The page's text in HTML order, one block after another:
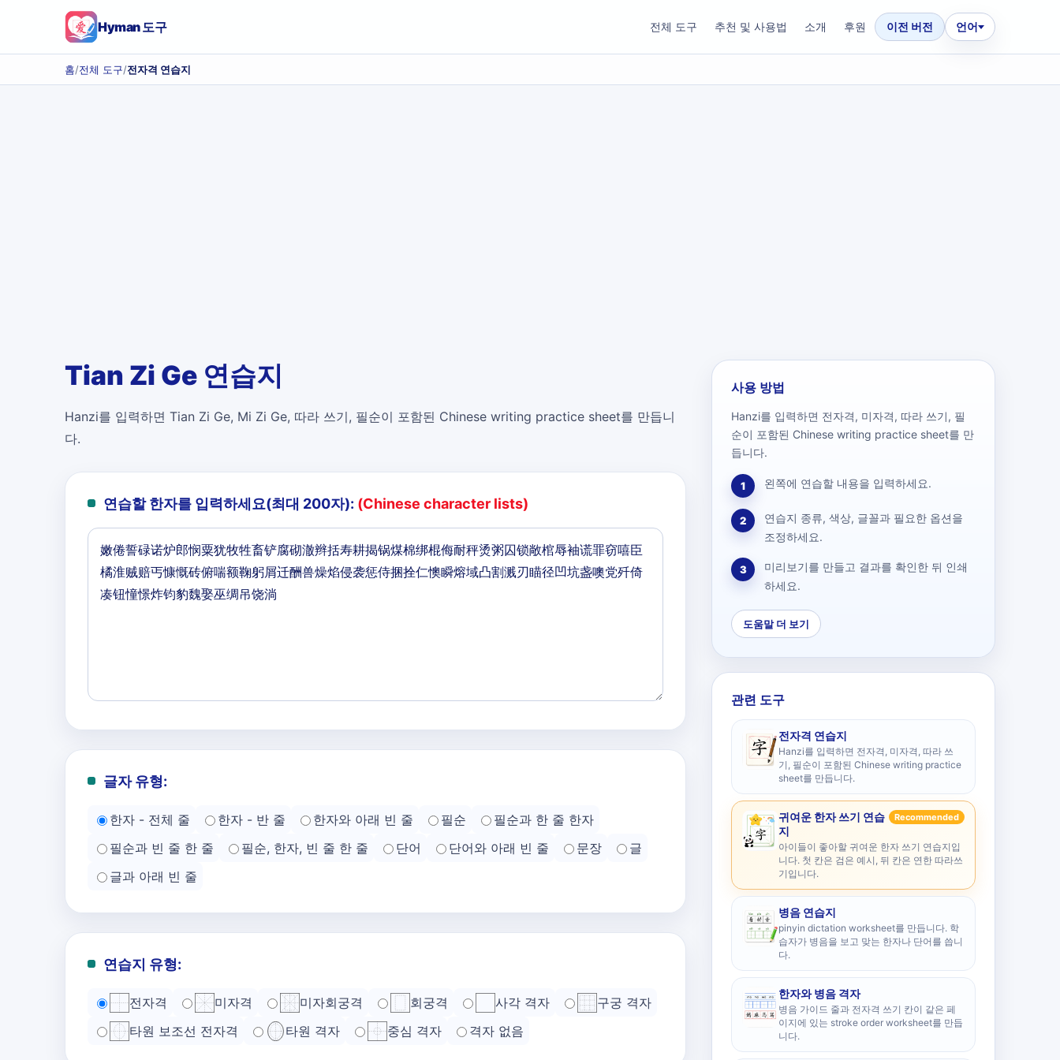
Hyman 도구 전체 도구 추천 및 사용법 소개 후원 이전 버전 언어
홈/전체 도구/전자격 연습지
Tian Zi Ge 연습지
Hanzi를 입력하면 Tian Zi Ge, Mi Zi Ge, 따라 쓰기, 필순이 포함된 Chinese writing practice sheet를 만듭니
다.
연습할 한자를 입력하세요(최대 200자): (Chinese character lists)
글자 유형:
한자 - 전체 줄 한자 - 반 줄 한자와 아래 빈 줄 필순
필순과 한 줄 한자
필순과 빈 줄 한 줄
필순, 한자, 빈 줄 한 줄 단어 단어와 아래 빈 줄 문장
글
글과 아래 빈 줄
연습지 유형:
전자격 미자격 미자회궁격 회궁격 사각 격자
구궁 격자
타원 보조선 전자격
타원 격자 중심 격자 격자 없음
사용 방법
Hanzi를 입력하면 전자격, 미자격, 따라 쓰기, 필
순이 포함된 Chinese writing practice sheet를 만
듭니다.
1 왼쪽에 연습할 내용을 입력하세요.
2
연습지 종류, 색상, 글꼴과 필요한 옵션을
조정하세요.
3
미리보기를 만들고 결과를 확인한 뒤 인쇄
하세요.
도움말 더 보기
관련 도구
전자격 연습지
Hanzi를 입력하면 전자격, 미자격, 따라 쓰
기, 필순이 포함된 Chinese writing practice
sheet를 만듭니다.
귀여운 한자 쓰기 연습
지
Recommended
아이들이 좋아할 귀여운 한자 쓰기 연습지입
니다. 첫 칸은 검은 예시, 뒤 칸은 연한 따라쓰
기입니다.
병음 연습지
pinyin dictation worksheet를 만듭니다. 학
습자가 병음을 보고 맞는 한자나 단어를 씁니
다.
한자와 병음 격자
병음 가이드 줄과 전자격 쓰기 칸이 같은 페
이지에 있는 stroke order worksheet를 만듭
니다.